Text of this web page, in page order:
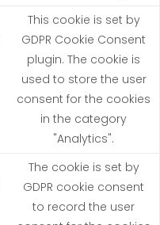
This cookie is set by
GDPR Cookie Consent
plugin. The cookie is
used to store the user
consent for the cookies
in the category
"Analytics".
The cookie is set by
GDPR cookie consent
to record the user